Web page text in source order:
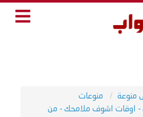
منوعة
منوعات
- اوقات اشوف ملامحك - من